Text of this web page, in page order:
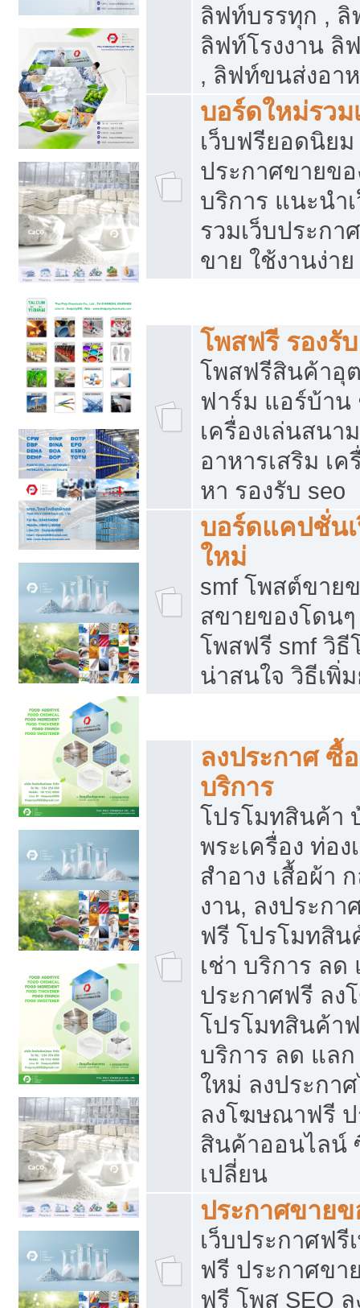
ลิฟท์บรรทุก ,
ลิฟท์โรงงาน ลิ
, ลิฟท์ขนส่งอา
บอร์ดใหม่รว
เว็บฟรียอดนิย
ประกาศขายข
บริการ แนะนำ
รวมเว็บประกา
ขาย ใช้งานง่าย
โพสฟรี รองรั
โพสฟรีสินค้าอุ
ฟาร์ม แอร์บ้าน
เครื่องเล่นสนา
อาหารเสริม เ
หา รองรับ seo
บอร์ดแคปชั่น
ใหม่
smf โพสต์ขาย
สขายของโดน
โพสฟรี smf วิธี
น่าสนใจ วิธีเพิ่
ลงประกาศ ซื้
บริการ
โปรโมทสินค้า
พระเครื่อง ท่อง
สำอาง เสื้อผ้า
งาน, ลงประก
ฟรี โปรโมทสิ
เช่า บริการ ลด
ประกาศฟรี ล
โปรโมทสินค้า
บริการ ลด แล
ใหม่ ลงประกา
ลงโฆษณาฟรี
สินค้าออนไลน์
เปลี่ยน
ประกาศขายข
เว็บประกาศฟรี
ฟรี ประกาศขา
ฟรี โพส SEO